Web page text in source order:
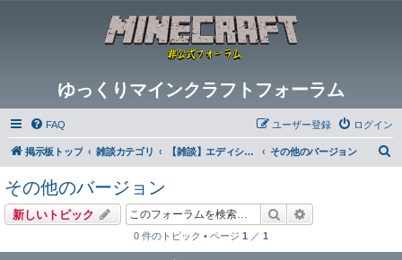
ゆっくりマインクラフトフォーラム
FAQ ログイン
ユーザー登録
掲示板トップ 雑談カテゴリ 【雑談】エディション別 その他のバージョン
その他のバージョン
新しいトピック 検索
0 件のトピック • ページ 1 ／ 1